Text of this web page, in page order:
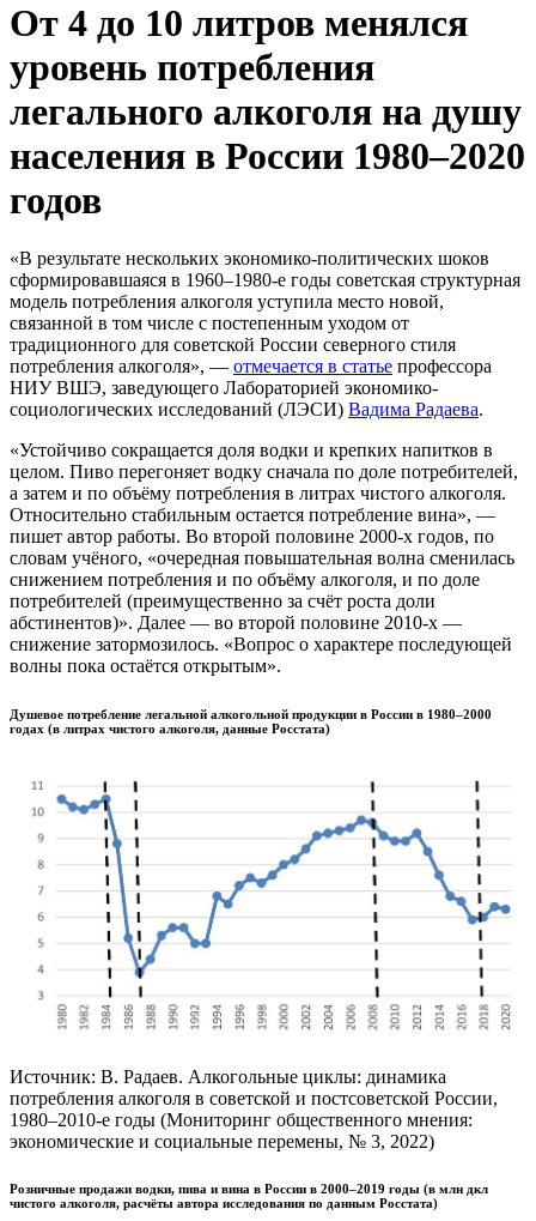
От 4 до 10 литров менялся
уровень потребления
легального алкоголя на душу
населения в России 1980–2020
годов
«В результате нескольких экономико-политических шоков
сформировавшаяся в 1960–1980-е годы советская структурная
модель потребления алкоголя уступила место новой,
связанной в том числе с постепенным уходом от
традиционного для советской России северного стиля
потребления алкоголя», — отмечается в статье профессора
НИУ ВШЭ, заведующего Лабораторией экономико-
социологических исследований (ЛЭСИ) Вадима Радаева.
«Устойчиво сокращается доля водки и крепких напитков в
целом. Пиво перегоняет водку сначала по доле потребителей,
а затем и по объёму потребления в литрах чистого алкоголя.
Относительно стабильным остается потребление вина», —
пишет автор работы. Во второй половине 2000-х годов, по
словам учёного, «очередная повышательная волна сменилась
снижением потребления и по объёму алкоголя, и по доле
потребителей (преимущественно за счёт роста доли
абстинентов)». Далее — во второй половине 2010-х —
снижение затормозилось. «Вопрос о характере последующей
волны пока остаётся открытым».
Душевое потребление легальной алкогольной продукции в России в 1980–2000
годах (в литрах чистого алкоголя, данные Росстата)
Источник: В. Радаев. Алкогольные циклы: динамика
потребления алкоголя в советской и постсоветской России,
1980–2010-е годы (Мониторинг общественного мнения:
экономические и социальные перемены, № 3, 2022)
Розничные продажи водки, пива и вина в России в 2000–2019 годы (в млн дкл
чистого алкоголя, расчёты автора исследования по данным Росстата)